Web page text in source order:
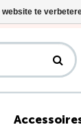
uit voorraad
te